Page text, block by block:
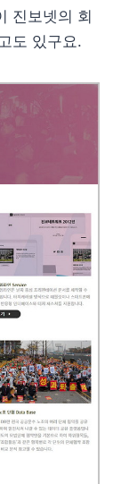
진보넷의 회
도 있구요.